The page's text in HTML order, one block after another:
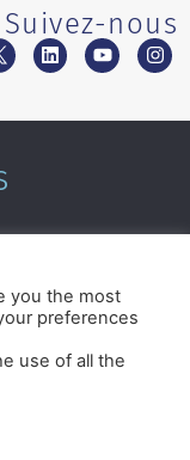
Suivez-nous
you the most
preferences
use of all the